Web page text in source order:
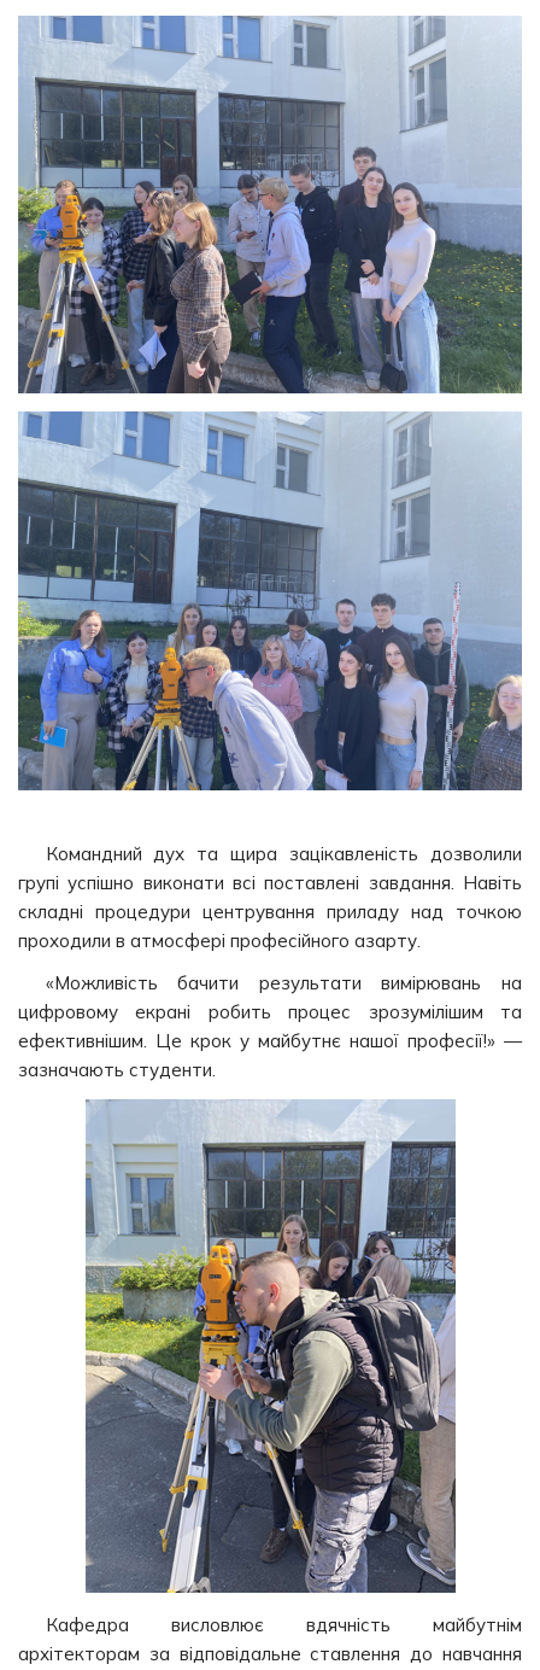
Командний дух та щира зацікавленість дозволили
групі успішно виконати всі поставлені завдання. Навіть
складні процедури центрування приладу над точкою
проходили в атмосфері професійного азарту.
«Можливість бачити результати вимірювань на
цифровому екрані робить процес зрозумілішим та
ефективнішим. Це крок у майбутнє нашої професії!» —
зазначають студенти.
Кафедра висловлює вдячність майбутнім
архітекторам за відповідальне ставлення до навчання